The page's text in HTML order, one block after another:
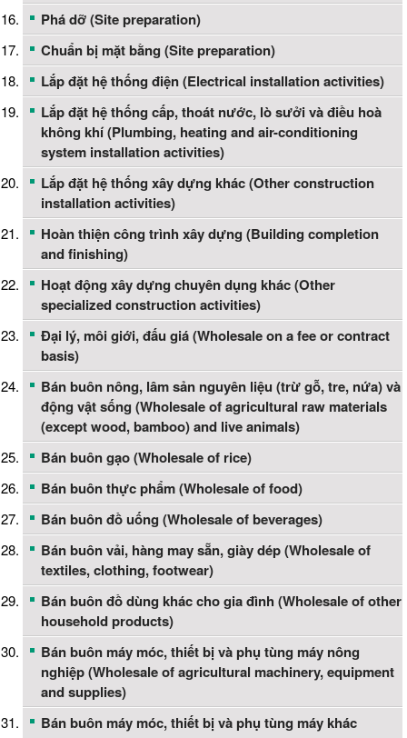
Phá dỡ (Site preparation)
Chuẩn bị mặt bằng (Site preparation)
Lắp đặt hệ thống điện (Electrical installation activities)
Lắp đặt hệ thống cấp, thoát nước, lò sưởi và điều hoà
không khí (Plumbing, heating and air-conditioning
system installation activities)
Lắp đặt hệ thống xây dựng khác (Other construction
installation activities)
Hoàn thiện công trình xây dựng (Building completion
and finishing)
Hoạt động xây dựng chuyên dụng khác (Other
specialized construction activities)
Đại lý, môi giới, đấu giá (Wholesale on a fee or contract
basis)
Bán buôn nông, lâm sản nguyên liệu (trừ gỗ, tre, nứa) và
động vật sống (Wholesale of agricultural raw materials
(except wood, bamboo) and live animals)
Bán buôn gạo (Wholesale of rice)
Bán buôn thực phẩm (Wholesale of food)
Bán buôn đồ uống (Wholesale of beverages)
Bán buôn vải, hàng may sẵn, giày dép (Wholesale of
textiles, clothing, footwear)
Bán buôn đồ dùng khác cho gia đình (Wholesale of other
household products)
Bán buôn máy móc, thiết bị và phụ tùng máy nông
nghiệp (Wholesale of agricultural machinery, equipment
and supplies)
Bán buôn máy móc, thiết bị và phụ tùng máy khác